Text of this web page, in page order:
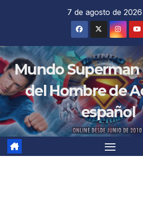
7 de agosto de 2026
Mundo Superman
del Hombre de
español